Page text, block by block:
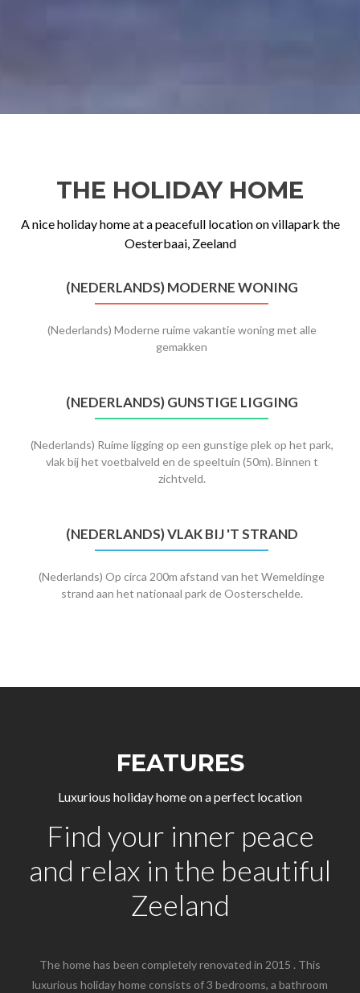
THE HOLIDAY HOME
A nice holiday home at a peacefull location on villapark the
Oesterbaai, Zeeland
(NEDERLANDS) MODERNE WONING
(Nederlands) Moderne ruime vakantie woning met alle
gemakken
(NEDERLANDS) GUNSTIGE LIGGING
(Nederlands) Ruime ligging op een gunstige plek op het park,
vlak bij het voetbalveld en de speeltuin (50m). Binnen t
zichtveld.
(NEDERLANDS) VLAK BIJ 'T STRAND
(Nederlands) Op circa 200m afstand van het Wemeldinge
strand aan het nationaal park de Oosterschelde.
FEATURES
Luxurious holiday home on a perfect location
Find your inner peace
and relax in the beautiful
Zeeland
The home has been completely renovated in 2015 . This
luxurious holiday home consists of 3 bedrooms, a bathroom